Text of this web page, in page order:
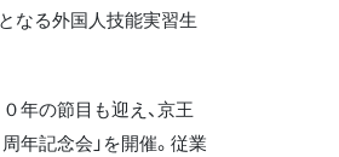
なる外国人技能実習生
年の節目も迎え、京王
年記念会」を開催。従業